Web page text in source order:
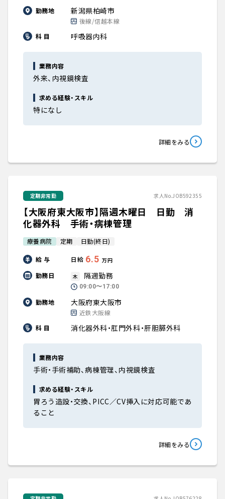
勤務地 新潟県柏崎市
後線/信越本線
科 目
呼吸器内科
業務内容
外来、内視鏡検査
求める経験・スキル
特になし
詳細をみる
定期非常勤 求人No.JOB592355
【大阪府東大阪市】隔週木曜日 日勤 消
化器外科 手術・病棟管理
療養病院 定期 日勤(終日)
給 与 日給 6.5 万円
勤務日 木 隔週勤務
09:00〜17:00
勤務地 大阪府東大阪市
近鉄大阪線
科 目
消化器外科・肛門外科・肝胆膵外科
業務内容
手術・手術補助、病棟管理、内視鏡検査
求める経験・スキル
胃ろう造設・交換、PICC／CV挿入に対応可能であ
ること
詳細をみる